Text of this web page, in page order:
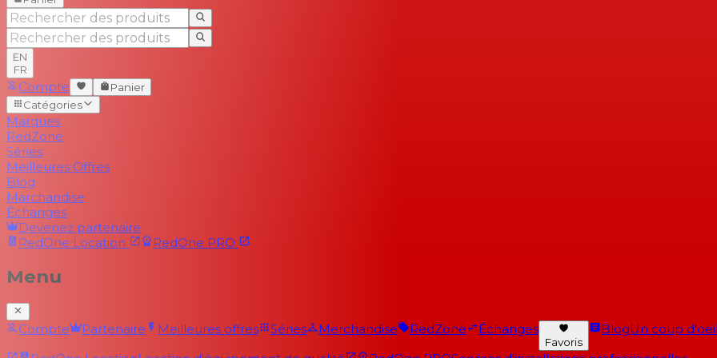
EN
FR
Compte
Panier
Catégories
Marques
RedZone
Séries
Meilleures Offres
Blog
Marchandise
Échanges
Devenez partenaire
RedOne Location RedOne PRO
Menu
Compte Partenaire Meilleures offres Séries Merchandise RedZone Échanges
Favoris
BlogUn coup